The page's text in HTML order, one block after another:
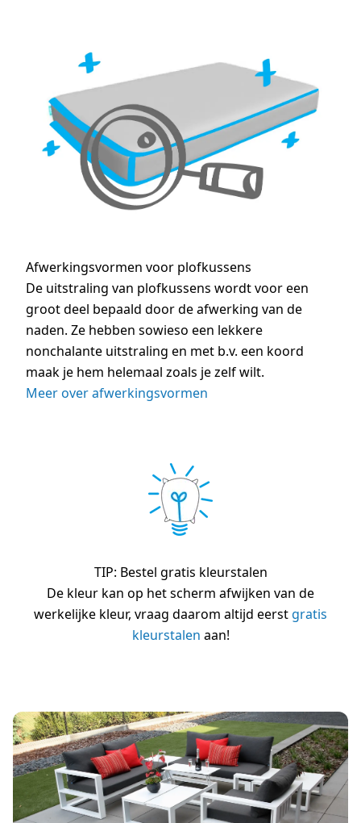
Afwerkingsvormen voor plofkussens
De uitstraling van plofkussens wordt voor een
groot deel bepaald door de afwerking van de
naden. Ze hebben sowieso een lekkere
nonchalante uitstraling en met b.v. een koord
maak je hem helemaal zoals je zelf wilt.
Meer over afwerkingsvormen
TIP: Bestel gratis kleurstalen
De kleur kan op het scherm afwijken van de
werkelijke kleur, vraag daarom altijd eerst gratis
kleurstalen aan!